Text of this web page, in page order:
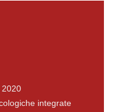
2020
integrate